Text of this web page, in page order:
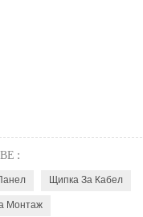
:
Щипка За Кабел
Монтаж